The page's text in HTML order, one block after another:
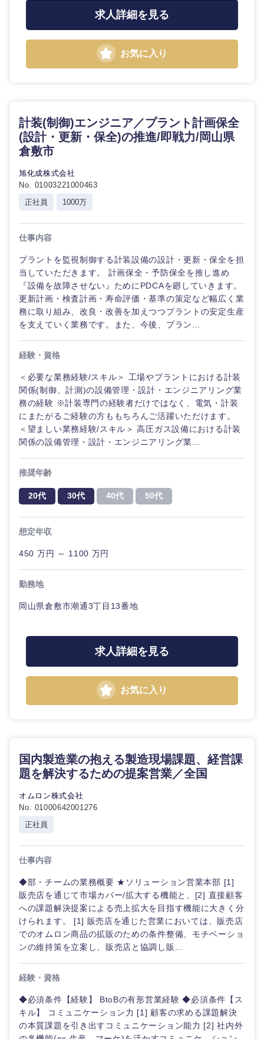
香川県
求人詳細を見る
お気に入り
計装(制御)エンジニア／プラント計画保全
(設計・更新・保全)の推進/即戦力/岡山県
倉敷市
旭化成株式会社
No. 01003221000463
正社員
1000万
仕事内容
プラントを監視制御する計装設備の設計・更新・保全を担
当していただきます。 計画保全・予防保全を推し進め
『設備を故障させない』ためにPDCAを廻していきます。
更新計画・検査計画・寿命評価・基準の策定など幅広く業
務に取り組み、改良・改善を加えつつプラントの安定生産
を支えていく業務です。また、今後、プラン...
経験・資格
＜必要な業務経験/スキル＞ 工場やプラントにおける計装
関係(制御、計測)の設備管理・設計・エンジニアリング業
務の経験 ※計装専門の経験者だけではなく、電気・計装
にまたがるご経験の方ももちろんご活躍いただけます。
＜望ましい業務経験/スキル＞ 高圧ガス設備における計装
関係の設備管理・設計・エンジニアリング業...
推奨年齢
20代 30代 40代 50代
想定年収
450 万円 ～ 1100 万円
勤務地
岡山県倉敷市潮通3丁目13番地
求人詳細を見る
お気に入り
国内製造業の抱える製造現場課題、経営課
題を解決するための提案営業／全国
オムロン株式会社
No. 01000642001276
正社員
仕事内容
◆部・チームの業務概要 ★ソリューション営業本部 [1]
販売店を通じて市場カバー/拡大する機能と、[2] 直接顧客
への課題解決提案による売上拡大を目指す機能に大きく分
けられます。 [1] 販売店を通じた営業においては、販売店
でのオムロン商品の拡販のための条件整備、モチベーショ
ンの維持策を立案し、販売店と協調し販...
経験・資格
◆必須条件【経験】 BtoBの有形営業経験 ◆必須条件【ス
キル】 コミュニケーション力 [1] 顧客の求める課題解決
の本質課題を引き出すコミュニケーション能力 [2] 社内外